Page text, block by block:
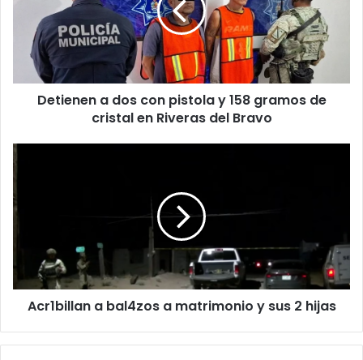
gramos
de
cristal
del
Bravo
Detienen a dos con pistola y 158 gramos de
cristal en Riveras del Bravo
Acr1billan
a
2
hijas
Acr1billan a bal4zos a matrimonio y sus 2 hijas